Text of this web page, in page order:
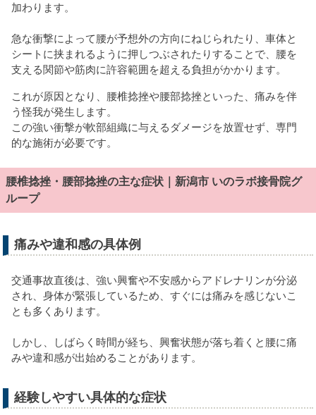
加わります。
急な衝撃によって腰が予想外の方向にねじられたり、車体と
シートに挟まれるように押しつぶされたりすることで、腰を
支える関節や筋肉に許容範囲を超える負担がかかります。
これが原因となり、腰椎捻挫や腰部捻挫といった、痛みを伴
う怪我が発生します。
この強い衝撃が軟部組織に与えるダメージを放置せず、専門
的な施術が必要です。
腰椎捻挫・腰部捻挫の主な症状｜新潟市 いのラボ接骨院グ
ループ
痛みや違和感の具体例
交通事故直後は、強い興奮や不安感からアドレナリンが分泌
され、身体が緊張しているため、すぐには痛みを感じないこ
とも多くあります。
しかし、しばらく時間が経ち、興奮状態が落ち着くと腰に痛
みや違和感が出始めることがあります。
経験しやすい具体的な症状